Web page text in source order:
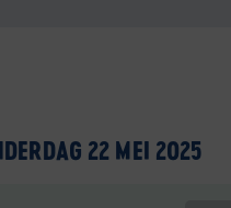
22 MEI 2025